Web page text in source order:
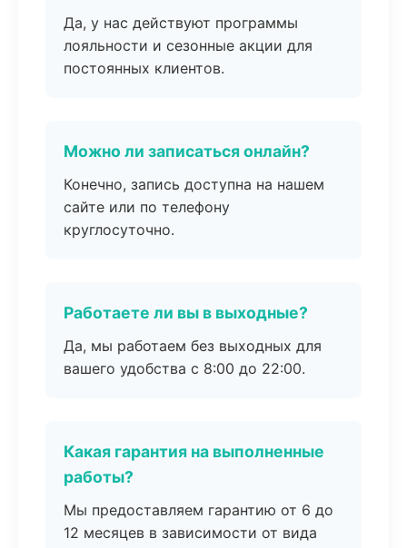
Да, у нас действуют программы
лояльности и сезонные акции для
постоянных клиентов.
Можно ли записаться онлайн?
Конечно, запись доступна на нашем
сайте или по телефону
круглосуточно.
Работаете ли вы в выходные?
Да, мы работаем без выходных для
вашего удобства с 8:00 до 22:00.
Какая гарантия на выполненные
работы?
Мы предоставляем гарантию от 6 до
12 месяцев в зависимости от вида